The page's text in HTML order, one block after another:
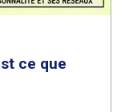
ce que